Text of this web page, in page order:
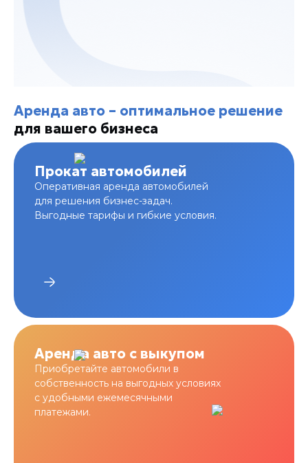
Аренда авто – оптимальное решение
для вашего бизнеса
Прокат автомобилей
Оперативная аренда автомобилей
для решения бизнес-задач.
Выгодные тарифы и гибкие условия.
Аренда авто с выкупом
Приобретайте автомобили в
собственность на выгодных условиях
с удобными ежемесячными
платежами.